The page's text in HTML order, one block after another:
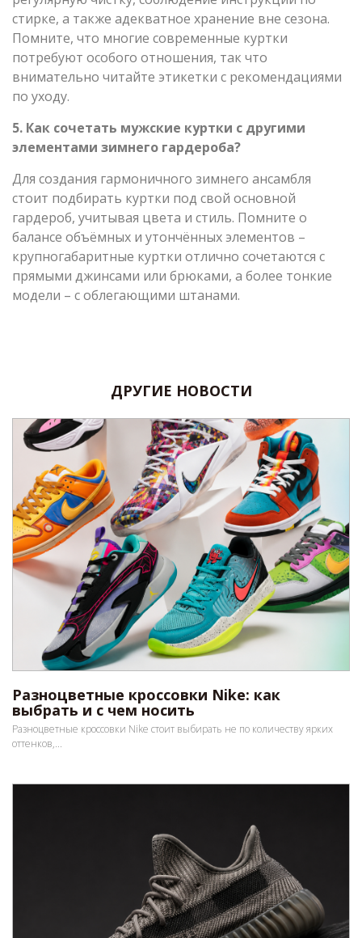
стирке, а также адекватное хранение вне сезона.
Помните, что многие современные куртки
потребуют особого отношения, так что
внимательно читайте этикетки с рекомендациями
по уходу.
5. Как сочетать мужские куртки с другими
элементами зимнего гардероба?
Для создания гармоничного зимнего ансамбля
стоит подбирать куртки под свой основной
гардероб, учитывая цвета и стиль. Помните о
балансе объёмных и утончённых элементов –
крупногабаритные куртки отлично сочетаются с
прямыми джинсами или брюками, а более тонкие
модели – с облегающими штанами.
ДРУГИЕ НОВОСТИ
Разноцветные кроссовки Nike: как
выбрать и с чем носить
Разноцветные кроссовки Nike стоит выбирать не по количеству ярких
оттенков,...